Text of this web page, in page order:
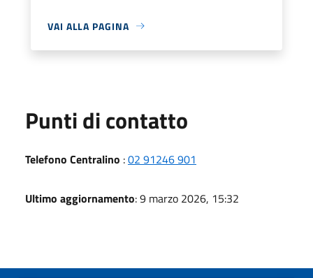
VAI ALLA PAGINA
Punti di contatto
Telefono Centralino :02 91246 901
Ultimo aggiornamento: 9 marzo 2026, 15:32